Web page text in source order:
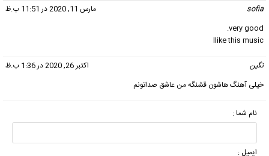
sofia
مارس 11, 2020 در 11:51 ب.ظ
very good.
Ilike this music
نگین
اکتبر 26, 2020 در 1:36 ب.ظ
خیلی آهنگ هاشون قشنگه من عاشق صداتونم
نام شما :
ایمیل :